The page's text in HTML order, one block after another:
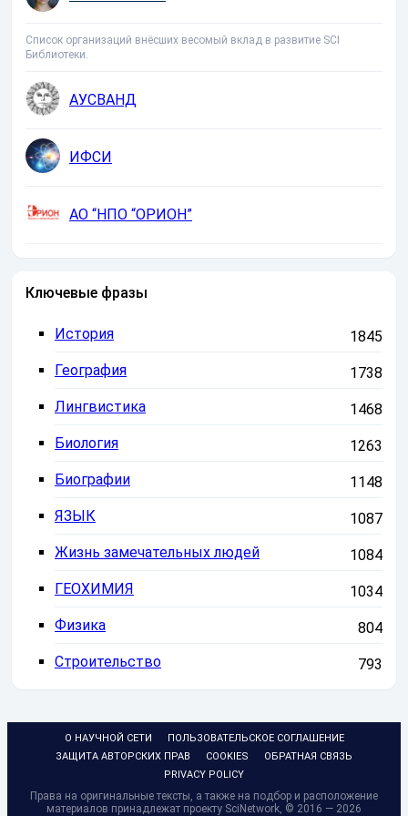
Список организаций внёсших весомый вклад в развитие SCI
Библиотеки.
АУСВАНД
ИФСИ
АО “НПО “ОРИОН”
Ключевые фразы
История
1845
География
1738
Лингвистика
1468
Биология
1263
Биографии
1148
ЯЗЫК
1087
Жизнь замечательных людей
1084
ГЕОХИМИЯ
1034
Физика
804
Строительство
793
О НАУЧНОЙ СЕТИ
ПОЛЬЗОВАТЕЛЬСКОЕ СОГЛАШЕНИЕ
ЗАЩИТА АВТОРСКИХ ПРАВ
COOKIES
ОБРАТНАЯ СВЯЗЬ
PRIVACY POLICY
Права на оригинальные тексты, а также на подбор и расположение
материалов принадлежат проекту SciNetwork, © 2016 — 2026